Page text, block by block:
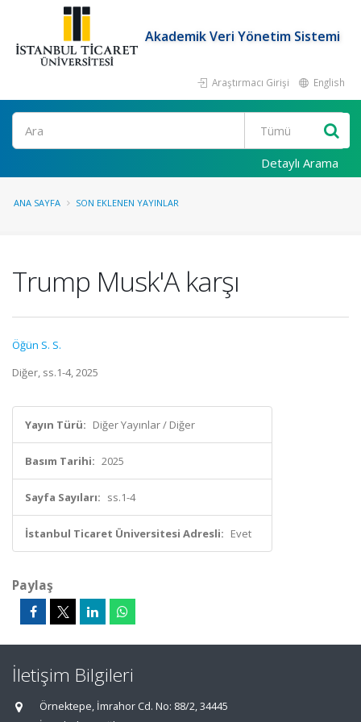
Akademik Veri Yönetim Sistemi
Araştırmacı Girişi English
Ara
Detaylı Arama
ANA SAYFA SON EKLENEN YAYINLAR
Trump Musk'A karşı
Öğün S. S.
Diğer, ss.1-4, 2025
Yayın Türü: Diğer Yayınlar / Diğer
Basım Tarihi: 2025
Sayfa Sayıları: ss.1-4
İstanbul Ticaret Üniversitesi Adresli: Evet
Paylaş
İletişim Bilgileri
Örnektepe, İmrahor Cd. No: 88/2, 34445